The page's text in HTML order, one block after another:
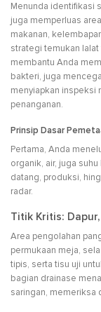
Menunda identifikasi
juga memperluas
makanan,
strategi temukan
membantu Anda
bakteri, juga
menyiapkan inspeksi
penanganan.
Prinsip Dasar
Pertama, Anda
organik, air, juga
datang, produksi,
radar.
Titik Kritis:
Area pengolahan
permukaan meja,
tipis, serta tisu uji
bagian drainase
saringan, memeriksa